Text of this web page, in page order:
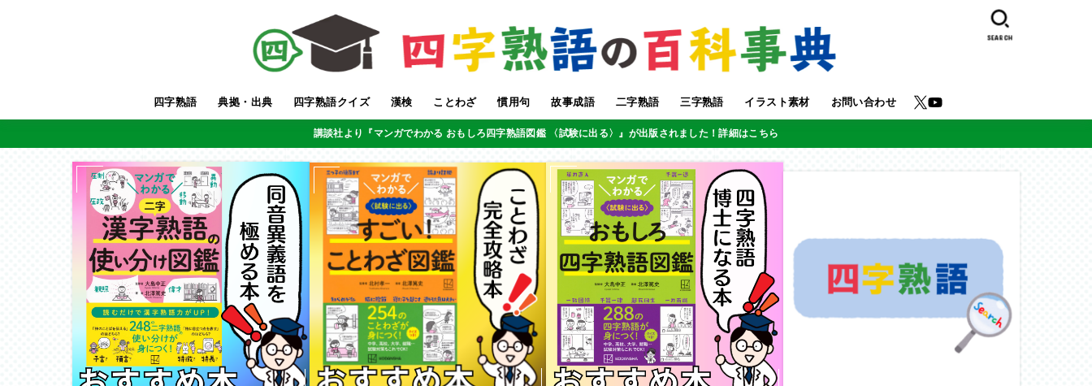
四字熟語 典拠・出典 四字熟語クイズ 漢検 ことわざ 慣用句 故事成語 二字熟語 三字熟語 イラスト素材 お問い合わせ
SEARCH
講談社より『マンガでわかる おもしろ四字熟語図鑑 〈試験に出る〉』が出版されました！詳細はこちら